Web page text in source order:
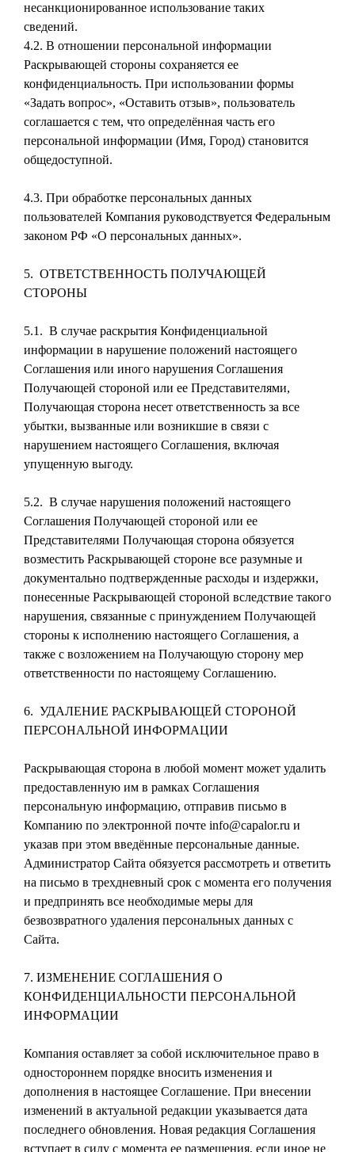
несанкционированное использование таких
сведений.
4.2. В отношении персональной информации
Раскрывающей стороны сохраняется ее
конфиденциальность. При использовании формы
«Задать вопрос», «Оставить отзыв», пользователь
соглашается с тем, что определённая часть его
персональной информации (Имя, Город) становится
общедоступной.
4.3. При обработке персональных данных
пользователей Компания руководствуется Федеральным
законом РФ «О персональных данных».
5. ОТВЕТСТВЕННОСТЬ ПОЛУЧАЮЩЕЙ
СТОРОНЫ
5.1. В случае раскрытия Конфиденциальной
информации в нарушение положений настоящего
Соглашения или иного нарушения Соглашения
Получающей стороной или ее Представителями,
Получающая сторона несет ответственность за все
убытки, вызванные или возникшие в связи с
нарушением настоящего Соглашения, включая
упущенную выгоду.
5.2. В случае нарушения положений настоящего
Соглашения Получающей стороной или ее
Представителями Получающая сторона обязуется
возместить Раскрывающей стороне все разумные и
документально подтвержденные расходы и издержки,
понесенные Раскрывающей стороной вследствие такого
нарушения, связанные с принуждением Получающей
стороны к исполнению настоящего Соглашения, а
также с возложением на Получающую сторону мер
ответственности по настоящему Соглашению.
6. УДАЛЕНИЕ РАСКРЫВАЮЩЕЙ СТОРОНОЙ
ПЕРСОНАЛЬНОЙ ИНФОРМАЦИИ
Раскрывающая сторона в любой момент может удалить
предоставленную им в рамках Соглашения
персональную информацию, отправив письмо в
Компанию по электронной почте info@capalor.ru и
указав при этом введённые персональные данные.
Администратор Сайта обязуется рассмотреть и ответить
на письмо в трехдневный срок с момента его получения
и предпринять все необходимые меры для
безвозвратного удаления персональных данных с
Сайта.
7. ИЗМЕНЕНИЕ СОГЛАШЕНИЯ О
КОНФИДЕНЦИАЛЬНОСТИ ПЕРСОНАЛЬНОЙ
ИНФОРМАЦИИ
Компания оставляет за собой исключительное право в
одностороннем порядке вносить изменения и
дополнения в настоящее Соглашение. При внесении
изменений в актуальной редакции указывается дата
последнего обновления. Новая редакция Соглашения
вступает в силу с момента ее размещения, если иное не